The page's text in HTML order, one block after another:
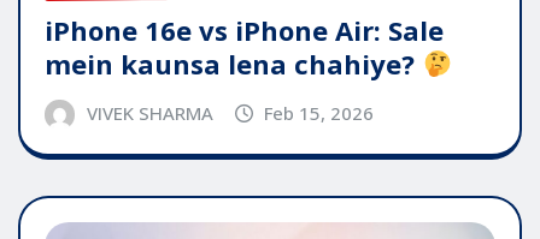
iPhone 16e vs iPhone Air: Sale
mein kaunsa lena chahiye?
VIVEK SHARMA Feb 15, 2026